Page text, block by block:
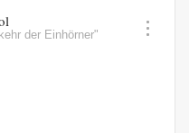
der Einhörner"